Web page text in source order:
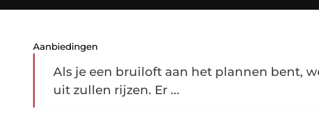
Aanbiedingen
Als je een bruiloft aan het plannen bent,
uit zullen rijzen. Er ...